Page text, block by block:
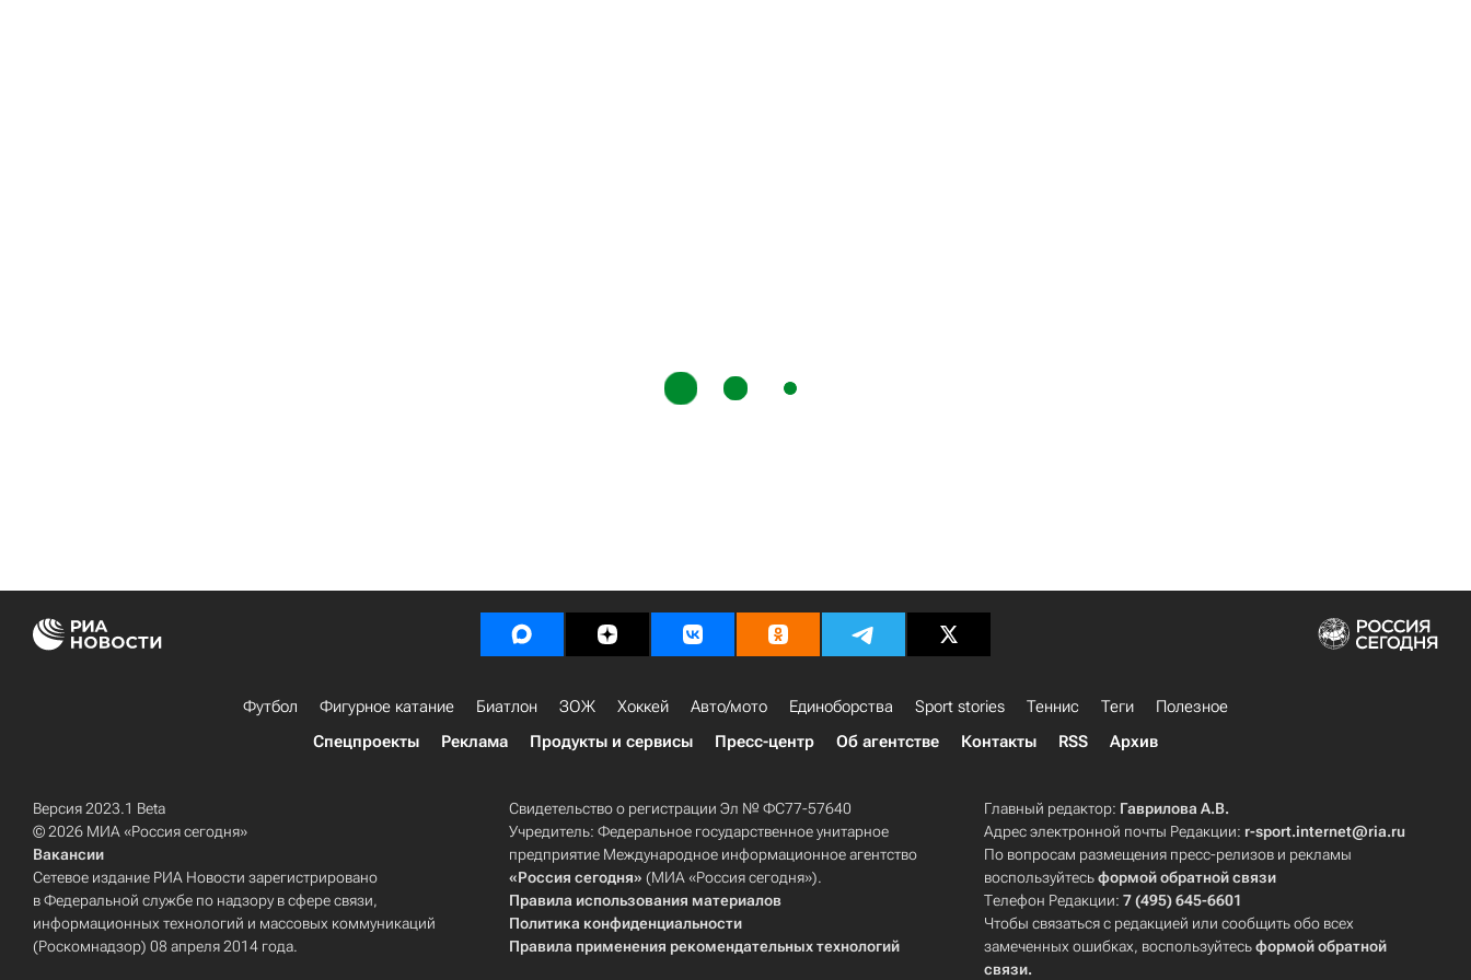
Футбол Фигурное катание Биатлон ЗОЖ Хоккей Авто/мото Единоборства Sport stories Теннис Теги
Полезное
Спецпроекты
Реклама Продукты и сервисы Пресс-центр Об агентстве Контакты RSS Архив
Версия 2023.1 Beta
© 2026 МИА «Россия сегодня»
Вакансии
Сетевое издание РИА Новости зарегистрировано
в Федеральной службе по надзору в сфере связи,
информационных технологий и массовых коммуникаций
(Роскомнадзор) 08 апреля 2014 года.
Свидетельство о регистрации Эл № ФС77-57640
Учредитель: Федеральное государственное унитарное
предприятие Международное информационное агентство
«Россия сегодня» (МИА «Россия сегодня»).
Правила использования материалов
Политика конфиденциальности
Правила применения рекомендательных технологий
Главный редактор: Гаврилова А.В.
Адрес электронной почты Редакции: r-sport.internet@ria.ru
По вопросам размещения пресс-релизов и рекламы
воспользуйтесьформой обратной связи
Телефон Редакции:7 (495) 645-6601
Чтобы связаться с редакцией или сообщить обо всех
замеченных ошибках, воспользуйтесьформой обратной
связи.